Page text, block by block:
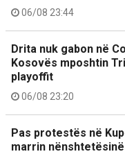
06/08 23:44
Drita nuk gabon në
Kosovës mposhtin
playoffit
06/08 23:20
Pas protestës në
marrin